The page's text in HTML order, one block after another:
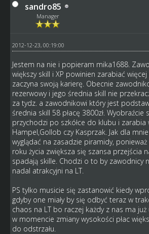
sandro85
Manager
2012-12-23, 00:19:00
Jestem na nie i popieram mika1688.
większy skill i XP powinien zarabiać
zaczyna swoją karierę. Obecnie
rezerwowy i jego średnia skill nie
za tydz. a zawodnikowi który jest
średnia skill 58 płacę 3800zł.
przychodzi po szkółce do klubu i zarabia
Hampel,Gollob czy Kasprzak. Jak dla
wyglądać na zasadzie piramidy,
roku życia zwiększa się szansa przejścia
spadają skille. Chodzi o to by zawodnicy
nadal atrakcyjni na LT.
PS tylko musicie się zastanowić kiedy
gdyby one miały by się odbyć teraz w
chaos na LT bo raczej każdy z nas ma
w momencie zmiany wysokości płac
do odstrzału.